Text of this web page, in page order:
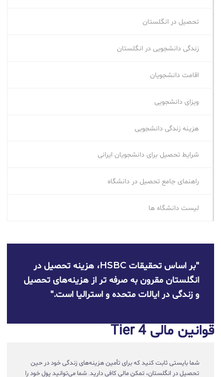
تحصیل در انگلستان
زندگی دانشجویی در انگلستان
اقامت دانشجویان
ویزای دانشجویی
هزینه زندگی دانشجویی
شرایط تحصیل برای دانشجویان ایرانی
راهنمای جامع تحصیل در دانشگاه
لیست دانشگاه ها
"بر اساس تحقیقات HSBC، هزینه تحصیل در
انگلستان مقرون به صرفه تر از هزینه‌های تحصیل
و زندگی در ایالات متحده و استرالیا است."
قوانین مالی Tier 4
شما بایستی ثابت کنید که برای تأمین هزینه‌های زندگی خود در حین
تحصیل در انگلستان، تمکن مالی کافی دارید. شما می‌توانید پول خود را